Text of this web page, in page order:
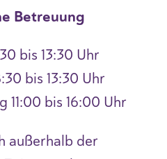
Betreuung
bis 13:30 Uhr
bis 13:30 Uhr
11:00 bis 16:00 Uhr
außerhalb der